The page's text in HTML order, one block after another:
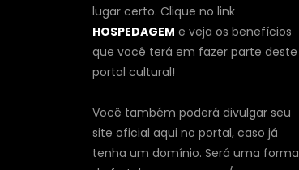
lugar certo. Clique no link
HOSPEDAGEM e veja os benefícios
que você terá em fazer parte deste
portal cultural!
Você também poderá divulgar seu
site oficial aqui no portal, caso já
tenha um domínio. Será uma forma